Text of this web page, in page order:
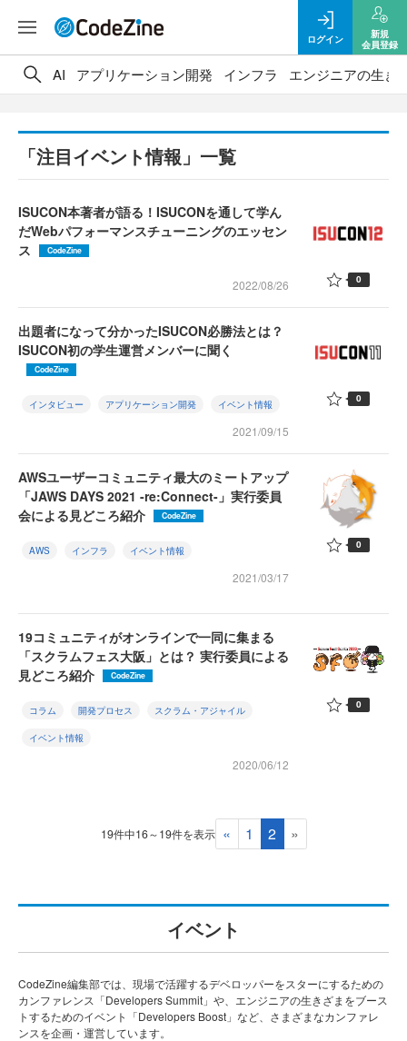
ログイン
新規
会員登録
AI アプリケーション開発 インフラ エンジニアの生き
「注目イベント情報」一覧
ISUCON本著者が語る！ISUCONを通して学ん
だWebパフォーマンスチューニングのエッセン
ス
CodeZine
2022/08/26 0
出題者になって分かったISUCON必勝法とは？
ISUCON初の学生運営メンバーに聞く
CodeZine
インタビュー アプリケーション開発 イベント情報
2021/09/15
0
AWSユーザーコミュニティ最大のミートアップ
「JAWS DAYS 2021 -re:Connect-」実行委員
会による見どころ紹介
CodeZine
AWS インフラ イベント情報
2021/03/17
0
19コミュニティがオンラインで一同に集まる
「スクラムフェス大阪」とは？ 実行委員による
見どころ紹介
CodeZine
コラム 開発プロセス スクラム・アジャイル
イベント情報
2020/06/12
0
19件中16～19件を表示 « 1 2 »
イベント
CodeZine編集部では、現場で活躍するデベロッパーをスターにするための
カンファレンス「Developers Summit」や、エンジニアの生きざまをブース
トするためのイベント「Developers Boost」など、さまざまなカンファレ
ンスを企画・運営しています。